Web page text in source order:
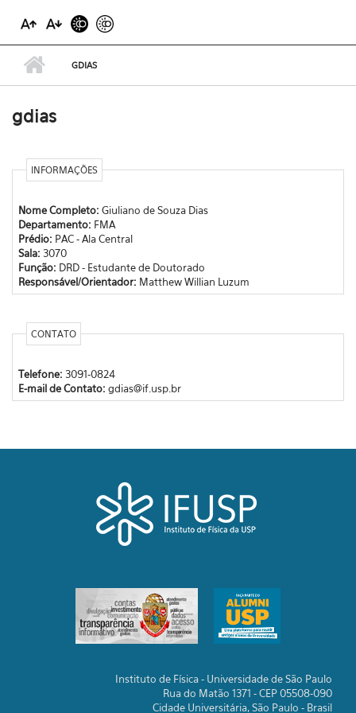
GDIAS
gdias
INFORMAÇÕES
Nome Completo: Giuliano de Souza Dias
Departamento: FMA
Prédio: PAC - Ala Central
Sala: 3070
Função: DRD - Estudante de Doutorado
Responsável/Orientador:
Matthew Willian Luzum
CONTATO
Telefone: 3091-0824
E-mail de Contato: gdias@if.usp.br
Instituto de Física - Universidade de São Paulo
Rua do Matão 1371 - CEP 05508-090
Cidade Universitária, São Paulo - Brasil